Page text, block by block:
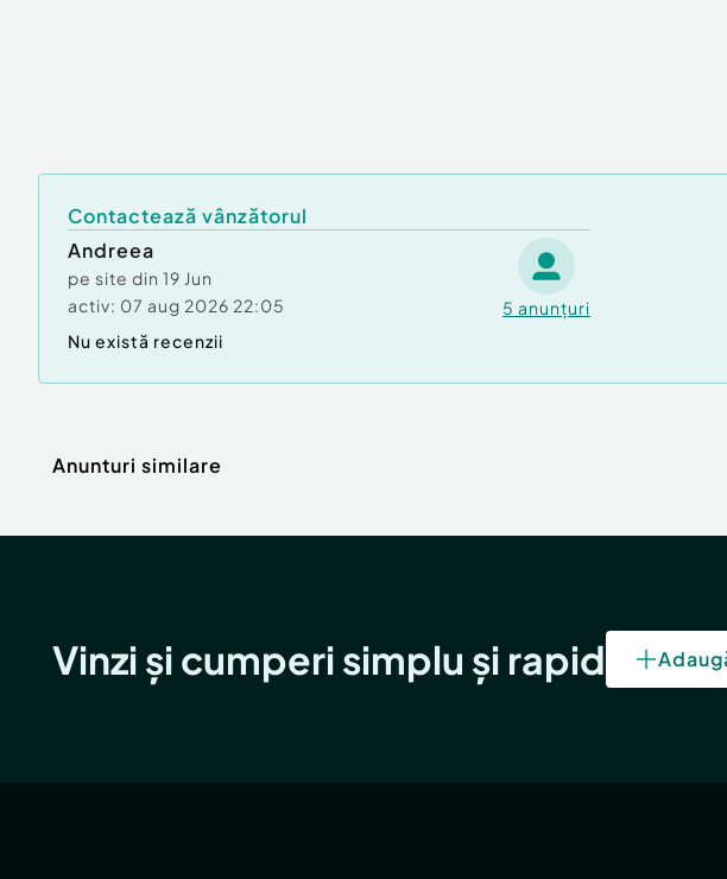
Contactează vânzătorul
Andreea
pe site din 19 Jun
activ: 07 aug 2026 22:05 5 anunțuri
Nu există recenzii
Anunturi similare
Vinzi și cumperi simplu și rapid